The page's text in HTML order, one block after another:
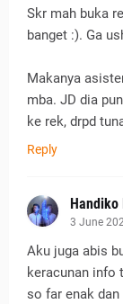
Skr mah buka
banget :). Ga
Makanya
mba. JD dia
ke rek, drpd
Reply
3 June
Aku juga abis
keracunan info
so far enak